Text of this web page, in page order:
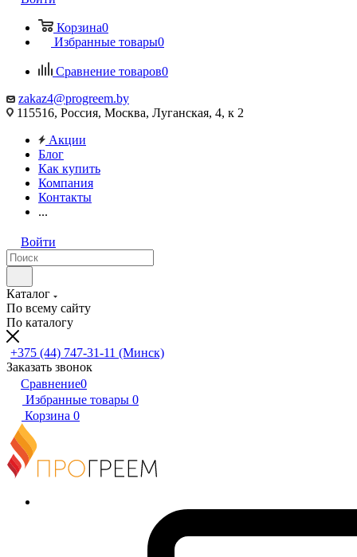
Корзина0
Избранные товары0
Сравнение товаров0
zakaz4@progreem.by
115516, Россия, Москва, Луганская, 4, к 2
Акции
Блог
Как купить
Компания
Контакты
...
Войти
Каталог
По всему сайту
По каталогу
+375 (44) 747-31-11 (Минск)
Заказать звонок
Сравнение0
Избранные товары 0
Корзина 0